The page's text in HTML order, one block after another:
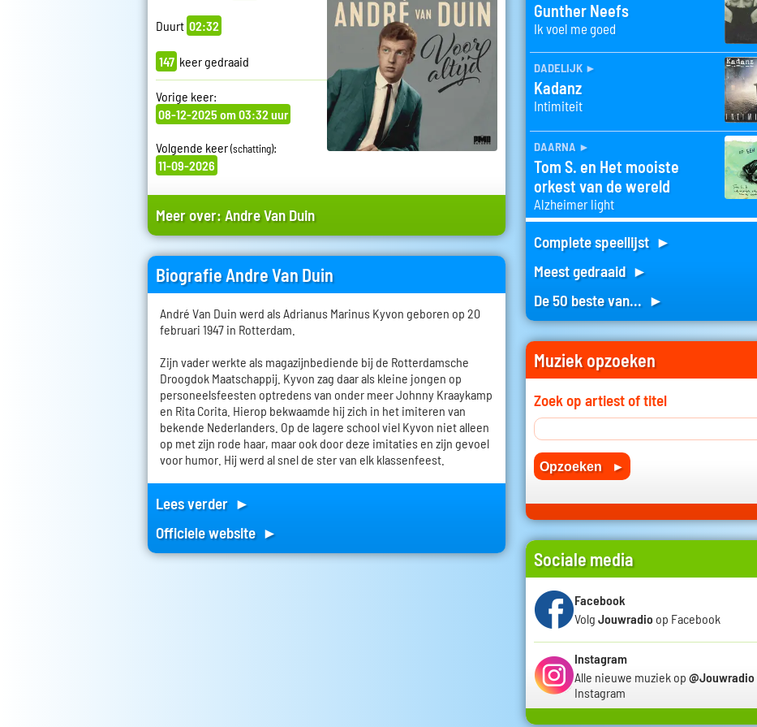
Duurt 02:32
147 keer gedraaid
Vorige keer:
08-12-2025 om 03:32 uur
Volgende keer(schatting):
11-09-2026
Meer over:Andre Van Duin
Biografie Andre Van Duin
André Van Duin werd als Adrianus Marinus Kyvon geboren op 20
februari 1947 in Rotterdam.
Zijn vader werkte als magazijnbediende bij de Rotterdamsche
Droogdok Maatschappij. Kyvon zag daar als kleine jongen op
personeelsfeesten optredens van onder meer Johnny Kraaykamp
en Rita Corita. Hierop bekwaamde hij zich in het imiteren van
bekende Nederlanders. Op de lagere school viel Kyvon niet alleen
op met zijn rode haar, maar ook door deze imitaties en zijn gevoel
voor humor. Hij werd al snel de ster van elk klassenfeest.
Lees verder ►
Officiele website ►
Gunther Neefs
Ik voel me goed
dadelijk ►
Kadanz
Intimiteit
daarna ►
Tom S. en Het mooiste
orkest van de wereld
Alzheimer light
Complete speellijst ►
Meest gedraaid ►
De 50 beste van... ►
Muziek opzoeken
Zoek op artiest of titel
Sociale media
Facebook
Volg Jouwradio op Facebook
Instagram
Alle nieuwe muziek op @Jouwradio
Instagram